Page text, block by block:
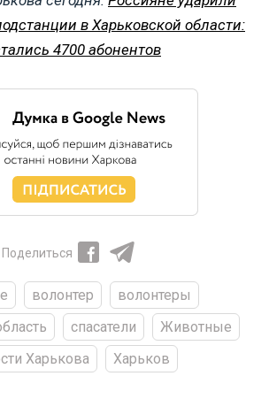
в Харьковской области:
4700 абонентов
Поделиться
волонтер
волонтеры
спасатели
Животные
Харькова
Харьков